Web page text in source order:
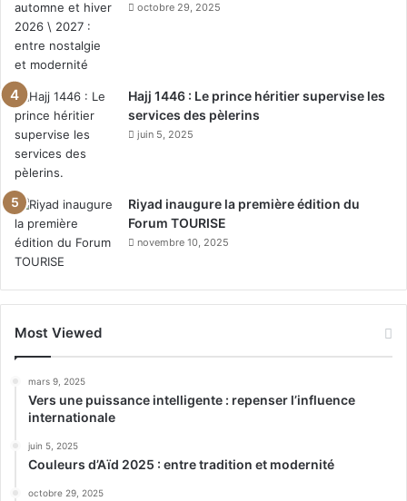
octobre 29, 2025
Hajj 1446 : Le prince héritier supervise les
services des pèlerins
juin 5, 2025
Riyad inaugure la première édition du
Forum TOURISE
novembre 10, 2025
Most Viewed
mars 9, 2025
Vers une puissance intelligente : repenser l’influence
internationale
juin 5, 2025
Couleurs d’Aïd 2025 : entre tradition et modernité
octobre 29, 2025